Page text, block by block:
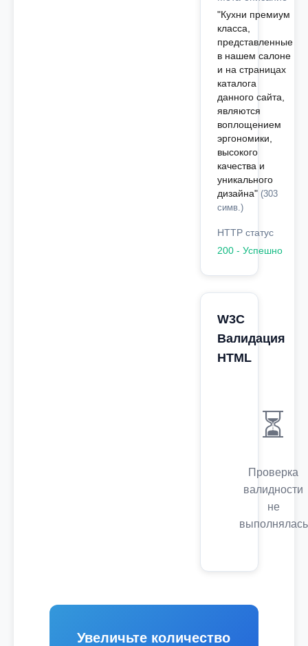
"Кухни премиум
класса,
представленные
в нашем салоне
и на страницах
каталога
данного сайта,
являются
воплощением
эргономики,
высокого
качества и
уникального
дизайна" (303
симв.)
HTTP статус
200 - Успешно
W3C
Валидация
HTML
⏳
Проверка
валидности
не
выполнялась
Увеличьте количество